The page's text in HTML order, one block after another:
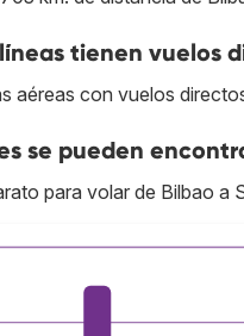
tienen vuelos
aéreas con vuelos
se pueden
para volar de Bilbao a